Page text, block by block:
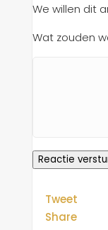
We willen dit
Wat zouden
Reactie
Tweet
Share